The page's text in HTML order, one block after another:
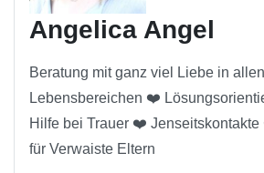
Angelica Angel
Beratung mit ganz viel Liebe in allen
Lebensbereichen ❤️
Hilfe bei Trauer ❤️
für Verwaiste Eltern